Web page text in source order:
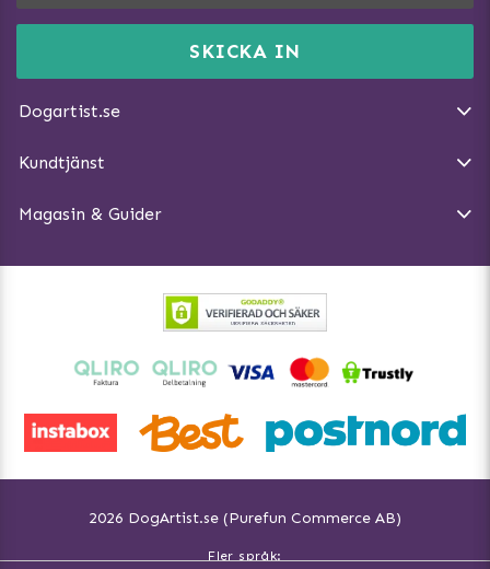
SKICKA IN
Dogartist.se
DogArtist.se drivs av:
E-post:info@dogartist.se
Kundtjänst
Ångra Köp
Magasin & Guider
Träna Nose Work hemma
Så gör du promenaden roligare
Hundbäddar
2026 DogArtist.se (Purefun Commerce AB)
Fler språk: